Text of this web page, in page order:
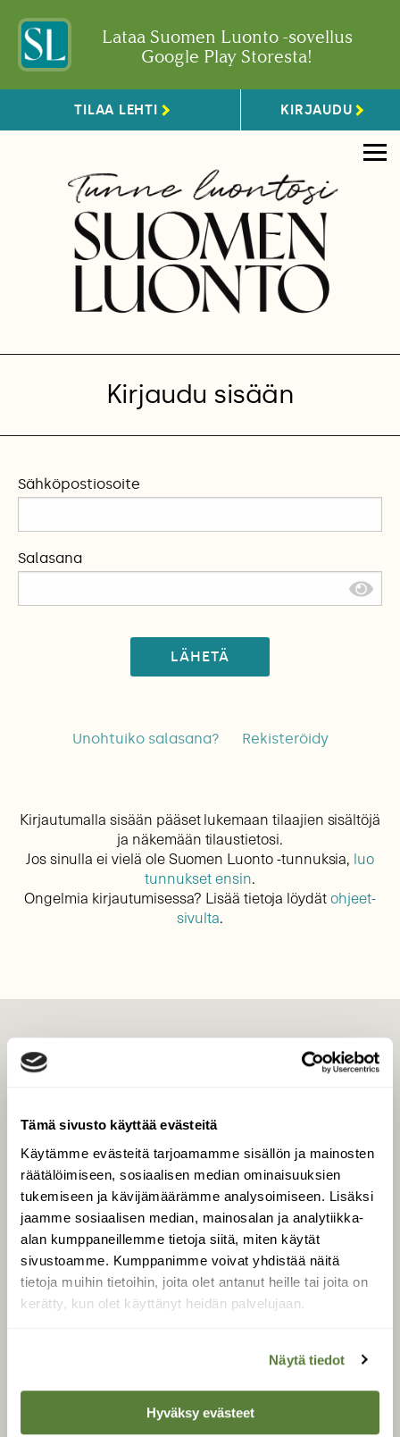
Tämä sivusto käyttää evästeitä
Käytämme evästeitä tarjoamamme sisällön ja mainosten
räätälöimiseen, sosiaalisen median ominaisuuksien
tukemiseen ja kävijämäärämme analysoimiseen. Lisäksi
jaamme sosiaalisen median, mainosalan ja analytiikka-
alan kumppaneillemme tietoja siitä, miten käytät
sivustoamme. Kumppanimme voivat yhdistää näitä
tietoja muihin tietoihin, joita olet antanut heille tai joita on
kerätty, kun olet käyttänyt heidän palvelujaan.
Näytä tiedot
Hyväksy evästeet
Lataa Suomen Luonto -sovellus
Google Play Storesta!
TILAA LEHTI KIRJAUDU
Kirjaudu sisään
Sähköpostiosoite
Salasana
LÄHETÄ
Unohtuiko salasana? Rekisteröidy
Kirjautumalla sisään pääset lukemaan tilaajien sisältöjä
ja näkemään tilaustietosi.
Jos sinulla ei vielä ole Suomen Luonto -tunnuksia, luo
tunnukset ensin.
Ongelmia kirjautumisessa? Lisää tietoja löydätohjeet-
sivulta.
Tilaa digilukuoikeus
Äänestä parasta juttua
Tilaa uutiskirje
SUOMEN LUONNON­
SUOJELU­LIITTO
Suomen Luonto -lehden
luonnonsuojelu­liitto.